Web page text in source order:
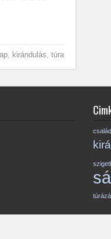
, kirándulás, túra